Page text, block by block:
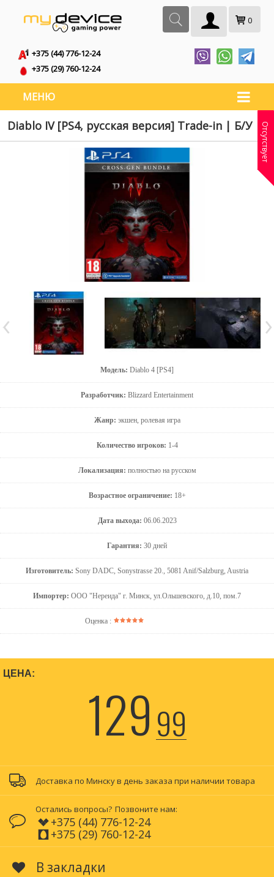
0
+375 (44) 776-12-24
+375 (29) 760-12-24
МЕНЮ
Diablo IV [PS4, русская версия] Trade-in | Б/У
Модель: Diablo 4 [PS4]
Разработчик: Blizzard Entertainment
Жанр: экшен, ролевая игра
Количество игроков: 1-4
Локализация: полностью на русском
Возрастное ограничение: 18+
Дата выхода: 06.06.2023
Гарантия: 30 дней
Изготовитель: Sony DADC, Sonystrasse 20., 5081 Anif/Salzburg, Austria
Импортер: ООО "Нереида" г. Минск, ул.Ольшевского, д.10, пом.7
Оценка :
Отсутствует
ЦЕНА:
12999
Доставка по Минску в день заказа при наличии товара
Остались вопросы? Позвоните нам:
+375 (44) 776-12-24
+375 (29) 760-12-24
В закладки